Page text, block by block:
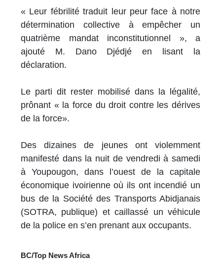
« Leur fébrilité traduit leur peur face à notre
détermination collective à empêcher un
quatrième mandat inconstitutionnel », a
ajouté M. Dano Djédjé en lisant la
déclaration.
Le parti dit rester mobilisé dans la légalité,
prônant « la force du droit contre les dérives
de la force».
Des dizaines de jeunes ont violemment
manifesté dans la nuit de vendredi à samedi
à Youpougon, dans l’ouest de la capitale
économique ivoirienne où ils ont incendié un
bus de la Société des Transports Abidjanais
(SOTRA, publique) et caillassé un véhicule
de la police en s’en prenant aux occupants.
BC/Top News Africa